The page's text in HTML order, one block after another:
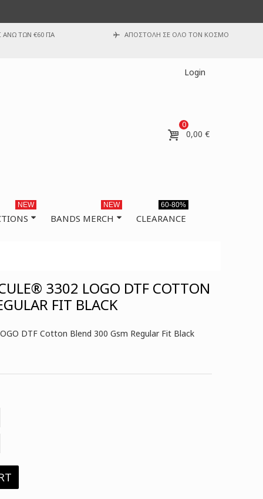
ΤΩΝ €60 ΓΙΑ
ΑΠΟΣΤΟΛΗ ΣΕ ΟΛΟ ΤΟΝ ΚΟΣΜΟ
Login
0
0,00 €
NEW
BANDS MERCH
NEW
CLEARANCE
60-80%
3302 LOGO DTF COTTON
FIT BLACK
DTF Cotton Blend 300 Gsm Regular Fit Black